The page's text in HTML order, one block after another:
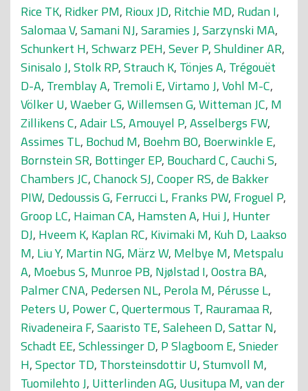
Rice TK, Ridker PM, Rioux JD, Ritchie MD, Rudan I,
Salomaa V,Samani NJ,Saramies J,Sarzynski MA,
Schunkert H,Schwarz PEH,Sever P,Shuldiner AR,
Sinisalo J,Stolk RP,Strauch K, Tönjes A, Trégouët
D-A, Tremblay A, Tremoli E,Virtamo J,Vohl M-C,
Völker U,Waeber G,Willemsen G,Witteman JC, M
Zillikens C,Adair LS,Amouyel P,Asselbergs FW,
Assimes TL, Bochud M, Boehm BO, Boerwinkle E,
Bornstein SR, Bottinger EP, Bouchard C,Cauchi S,
Chambers JC,Chanock SJ,Cooper RS,de Bakker
PIW, Dedoussis G, Ferrucci L, Franks PW, Froguel P,
Groop LC, Haiman CA, Hamsten A, Hui J, Hunter
DJ, Hveem K, Kaplan RC, Kivimaki M, Kuh D, Laakso
M, Liu Y, Martin NG, März W, Melbye M, Metspalu
A, Moebus S, Munroe PB, Njølstad I,Oostra BA,
Palmer CNA, Pedersen NL, Perola M, Pérusse L,
Peters U, Power C,Quertermous T, Rauramaa R,
Rivadeneira F,Saaristo TE,Saleheen D,Sattar N,
Schadt EE,Schlessinger D, P Slagboom E,Snieder
H,Spector TD, Thorsteinsdottir U,Stumvoll M,
Tuomilehto J, Uitterlinden AG, Uusitupa M,van der